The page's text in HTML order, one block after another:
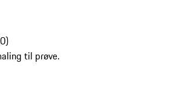
0)
til prøve.